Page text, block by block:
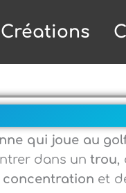
Créations
qui joue au
dans untrou,
concentration et